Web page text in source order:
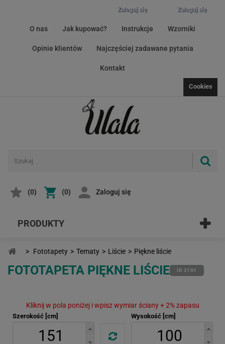
Zaloguj się
Zaloguj się
O nas Jak kupować? Instrukcje Wzorniki
Opinie klientów Najczęściej zadawane pytania
Kontakt
Cookies
(0) (0) Zaloguj się
PRODUKTY
> Fototapety > Tematy > Liście > Piękne liście
FOTOTAPETA PIĘKNE LIŚCIE ID 2101
Kliknij w pola poniżej i wpisz wymiar ściany + 2% zapasu
Szerokość [cm] Wysokość [cm]